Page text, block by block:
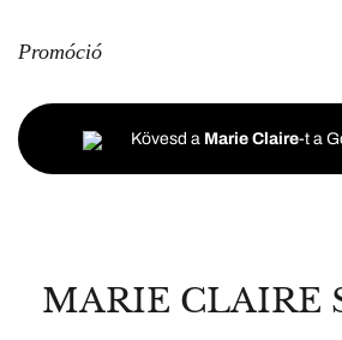
Promóció
Kövesd a Marie Claire-t a
MARIE CLAIRE